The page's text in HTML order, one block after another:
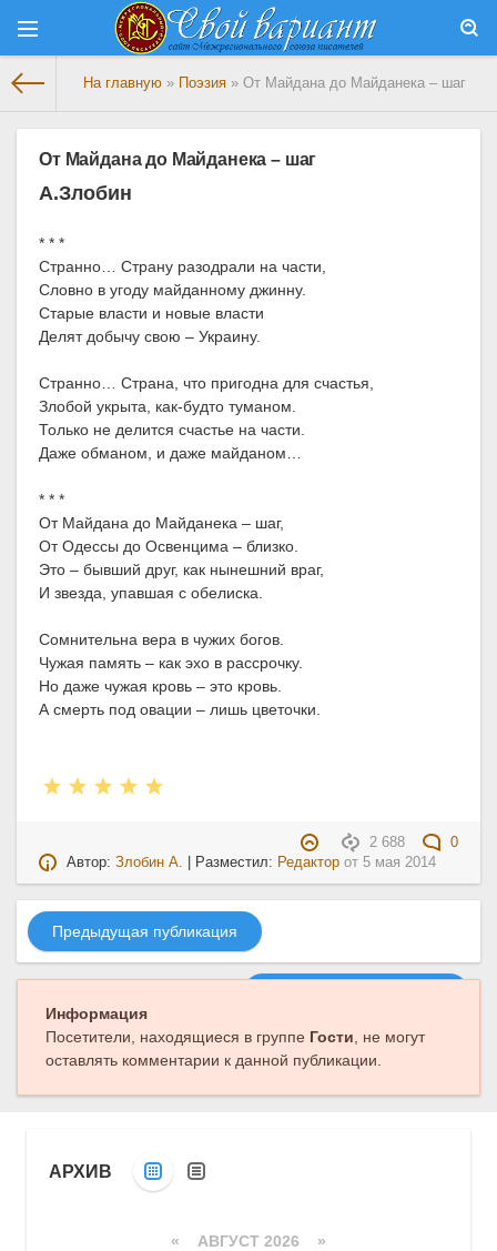
На главную » Поэзия » От Майдана до Майданека – шаг
От Майдана до Майданека – шаг
А.Злобин
* * *
Странно… Страну разодрали на части,
Словно в угоду майданному джинну.
Старые власти и новые власти
Делят добычу свою – Украину.
Странно… Страна, что пригодна для счастья,
Злобой укрыта, как-будто туманом.
Только не делится счастье на части.
Даже обманом, и даже майданом…
* * *
От Майдана до Майданека – шаг,
От Одессы до Освенцима – близко.
Это – бывший друг, как нынешний враг,
И звезда, упавшая с обелиска.
Сомнительна вера в чужих богов.
Чужая память – как эхо в рассрочку.
Но даже чужая кровь – это кровь.
А смерть под овации – лишь цветочки.
2 688
0
Автор:Злобин А. | Разместил: Редактор от5 мая 2014
Предыдущая публикация
Информация
Посетители, находящиеся в группе Гости, не могут
оставлять комментарии к данной публикации.
АРХИВ
« АВГУСТ 2026 »